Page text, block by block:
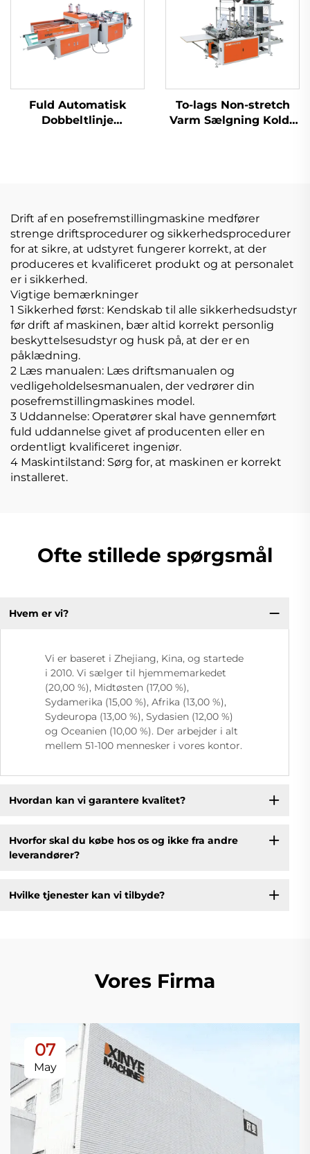
Fuld Automatisk
Dobbeltlinje
To-lags Non-stretch
Varm Sælgning Kolde
Drift af en posefremstillingmaskine medfører
strenge driftsprocedurer og sikkerhedsprocedurer
for at sikre, at udstyret fungerer korrekt, at der
produceres et kvalificeret produkt og at personalet
er i sikkerhed.
Vigtige bemærkninger
1 Sikkerhed først: Kendskab til alle sikkerhedsudstyr
før drift af maskinen, bær altid korrekt personlig
beskyttelsesudstyr og husk på, at der er en
påklædning.
2 Læs manualen: Læs driftsmanualen og
vedligeholdelsesmanualen, der vedrører din
posefremstillingmaskines model.
3 Uddannelse: Operatører skal have gennemført
fuld uddannelse givet af producenten eller en
ordentligt kvalificeret ingeniør.
4 Maskintilstand: Sørg for, at maskinen er korrekt
installeret.
Ofte stillede spørgsmål
Hvem er vi?
Vi er baseret i Zhejiang, Kina, og startede
i 2010. Vi sælger til hjemmemarkedet
(20,00 %), Midtøsten (17,00 %),
Sydamerika (15,00 %), Afrika (13,00 %),
Sydeuropa (13,00 %), Sydasien (12,00 %)
og Oceanien (10,00 %). Der arbejder i alt
mellem 51-100 mennesker i vores kontor.
Hvordan kan vi garantere kvalitet?
Hvorfor skal du købe hos os og ikke fra andre
leverandører?
Hvilke tjenester kan vi tilbyde?
Vores Firma
07
May